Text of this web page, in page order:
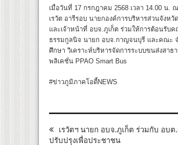
เมื่อวันที่ 17 กรกฎาคม 2568 เวลา 14.00 น
เรวัต อารีรอบ นายกองค์การบริหารส่วนจัง
และเจ้าหน้าที่ อบจ.ภูเก็ต ร่วมให้การต้อนรับ
ธรรมกูลนิจ นายก อบจ.กาญจนบุรี และคณะ จ
ศึกษา วิเคราะห์บริหารจัดการระบบขนส่งสา
พลิเคชั่น PPAO Smart Bus
#ข่าวภูมิภาคโอดี้NEWS
เรวัตฯ นายก อบจ.ภูเก็ต ร่วมกับ อบ
ปรับปรุงเพื่อประชาชน